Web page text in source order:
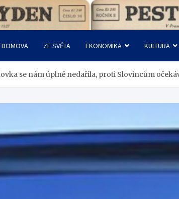
DOMOVA ZE SVĚTA EKONOMIKA KULTURA
se nám úplně nedařila, proti Slovincům